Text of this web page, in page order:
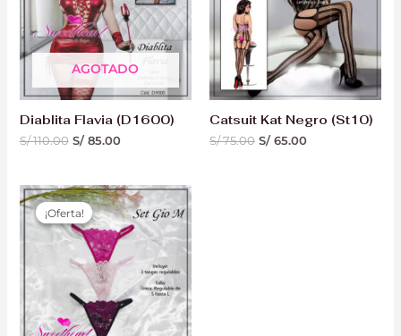
AGOTADO
Diablita Flavia (D1600)
S/110.00 S/85.00
Catsuit Kat Negro (St10)
S/75.00 S/ 65.00
¡Oferta!
¡Oferta!
El
precio
original
era:
S/ 65.00.
El
precio
actual
es:
S/ 45.00.